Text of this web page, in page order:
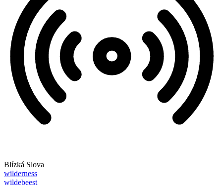
Blízká Slova
wilderness
wildebeest